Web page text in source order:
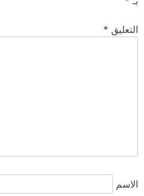
التعليق *
الاسم